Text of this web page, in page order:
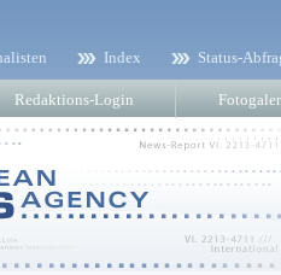
Index Status-
Redaktions-Login